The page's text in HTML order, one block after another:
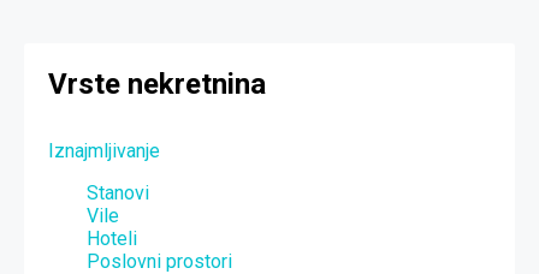
Vrste nekretnina
Iznajmljivanje
Stanovi
Vile
Hoteli
Poslovni prostori